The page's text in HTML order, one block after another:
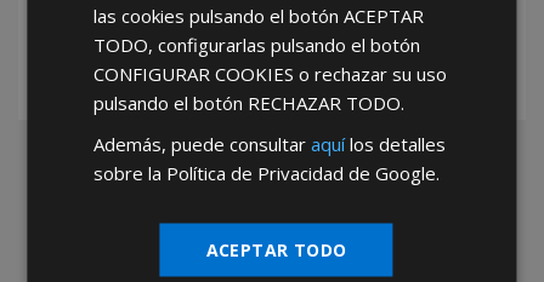
las cookies pulsando el botónACEPTAR
TODO, configurarlas pulsando el botón
CONFIGURAR COOKIES o rechazar su uso
pulsando el botón RECHAZAR TODO.
Además, puede consultaraquílos detalles
sobre la Política de Privacidad de Google.
ACEPTAR TODO